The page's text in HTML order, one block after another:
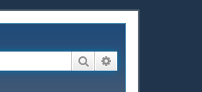
Hledat